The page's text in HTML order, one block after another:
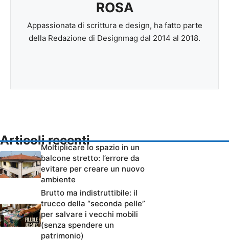
ROSA
Appassionata di scrittura e design, ha fatto parte
della Redazione di Designmag dal 2014 al 2018.
Articoli recenti
Moltiplicare lo spazio in un
balcone stretto: l’errore da
evitare per creare un nuovo
ambiente
Brutto ma indistruttibile: il
trucco della “seconda pelle”
per salvare i vecchi mobili
(senza spendere un
patrimonio)